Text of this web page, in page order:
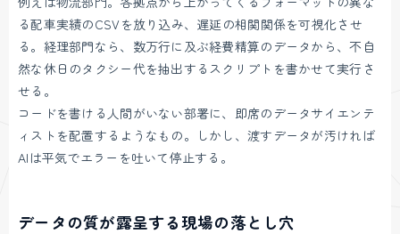
る配車実績のCSVを放り込み、遅延の相関関係を可視化させ
る。経理部門なら、数万行に及ぶ経費精算のデータから、不自
然な休日のタクシー代を抽出するスクリプトを書かせて実行さ
せる。
コードを書ける人間がいない部署に、即席のデータサイエンテ
ィストを配置するようなもの。しかし、渡すデータが汚ければ
AIは平気でエラーを吐いて停止する。
データの質が露呈する現場の落とし穴